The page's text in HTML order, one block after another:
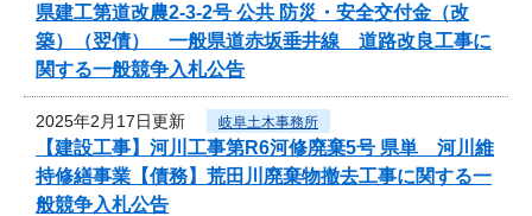
県建工第道改農2-3-2号 公共 防災・安全交付金（改
築）（翌債） 一般県道赤坂垂井線 道路改良工事に
関する一般競争入札公告
2025年2月17日更新 岐阜土木事務所
【建設工事】河川工事第R6河修廃棄5号 県単 河川維
持修繕事業【債務】荒田川廃棄物撤去工事に関する一
般競争入札公告